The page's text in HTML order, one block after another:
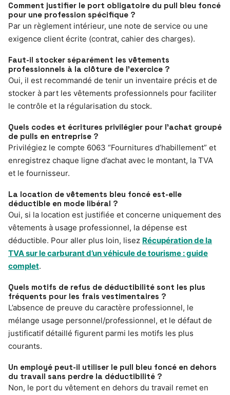
Comment justifier le port obligatoire du pull bleu foncé
pour une profession spécifique ?
Par un règlement intérieur, une note de service ou une
exigence client écrite (contrat, cahier des charges).
Faut-il stocker séparément les vêtements
professionnels à la clôture de l’exercice ?
Oui, il est recommandé de tenir un inventaire précis et de
stocker à part les vêtements professionnels pour faciliter
le contrôle et la régularisation du stock.
Quels codes et écritures privilégier pour l’achat groupé
de pulls en entreprise ?
Privilégiez le compte 6063 “Fournitures d’habillement” et
enregistrez chaque ligne d’achat avec le montant, la TVA
et le fournisseur.
La location de vêtements bleu foncé est-elle
déductible en mode libéral ?
Oui, si la location est justifiée et concerne uniquement des
vêtements à usage professionnel, la dépense est
déductible. Pour aller plus loin, lisez Récupération de la
TVA sur le carburant d’un véhicule de tourisme : guide
complet.
Quels motifs de refus de déductibilité sont les plus
fréquents pour les frais vestimentaires ?
L’absence de preuve du caractère professionnel, le
mélange usage personnel/professionnel, et le défaut de
justificatif détaillé figurent parmi les motifs les plus
courants.
Un employé peut-il utiliser le pull bleu foncé en dehors
du travail sans perdre la déductibilité ?
Non, le port du vêtement en dehors du travail remet en